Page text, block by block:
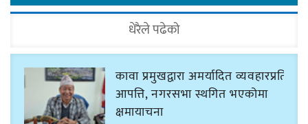
धेरैले पढेको
कावा प्रमुखद्वारा अमर्यादित व्यवहारप्रति
आपत्ति, नगरसभा स्थगित भएकोमा
क्षमायाचना